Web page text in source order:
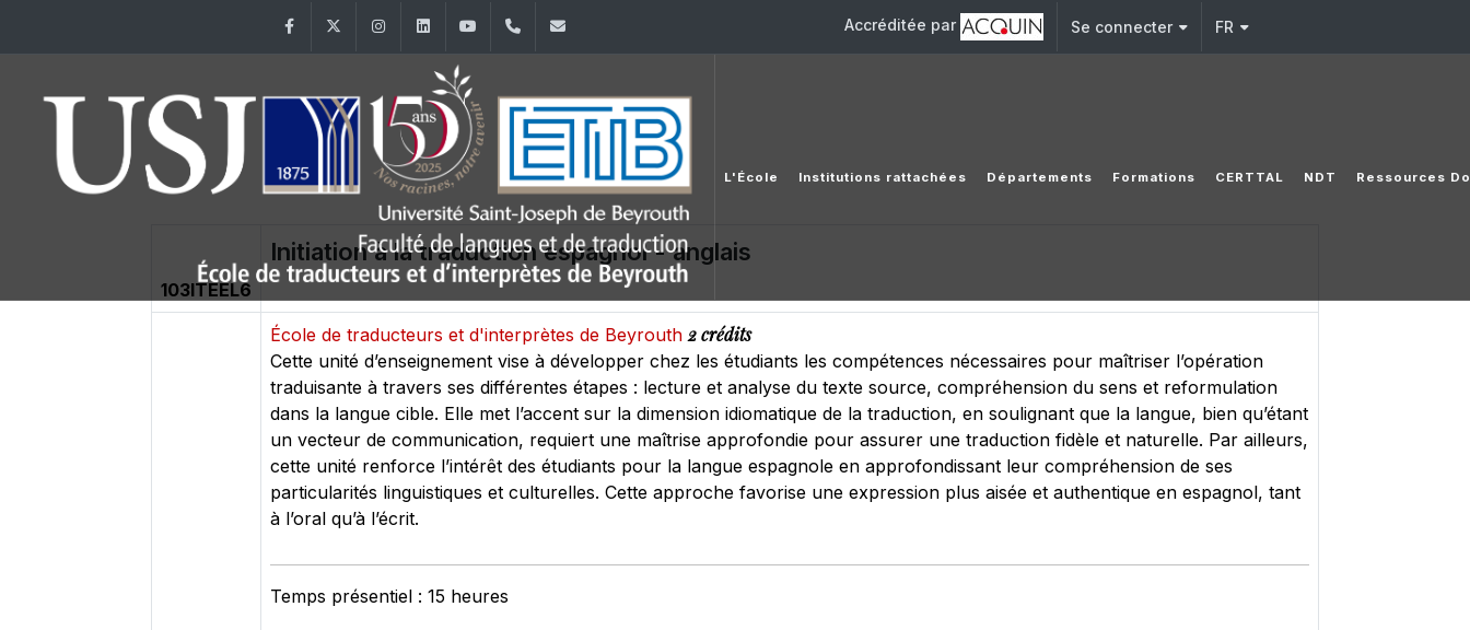
FacebookTwitter InstagramLinkedInYouTube+961 (1) 421 000 Accréditée par Se connecter FR
L'École Institutions rattachées Départements Formations CERTTAL NDT Ressources
103ITEEL6
Initiation à la traduction espagnol - anglais
École de traducteurs et d'interprètes de Beyrouth2 crédits
Cette unité d’enseignement vise à développer chez les étudiants les compétences nécessaires pour maîtriser l’opération
traduisante à travers ses différentes étapes : lecture et analyse du texte source, compréhension du sens et reformulation
dans la langue cible. Elle met l’accent sur la dimension idiomatique de la traduction, en soulignant que la langue, bien qu’étant
un vecteur de communication, requiert une maîtrise approfondie pour assurer une traduction fidèle et naturelle. Par ailleurs,
cette unité renforce l’intérêt des étudiants pour la langue espagnole en approfondissant leur compréhension de ses
particularités linguistiques et culturelles. Cette approche favorise une expression plus aisée et authentique en espagnol, tant
à l’oral qu’à l’écrit.
Temps présentiel : 15 heures